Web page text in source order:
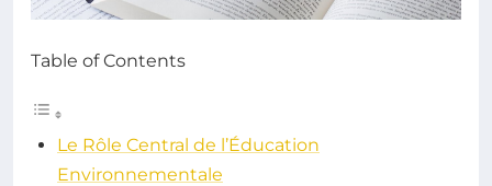
Table of Contents
Le Rôle Central de l’Éducation
Environnementale